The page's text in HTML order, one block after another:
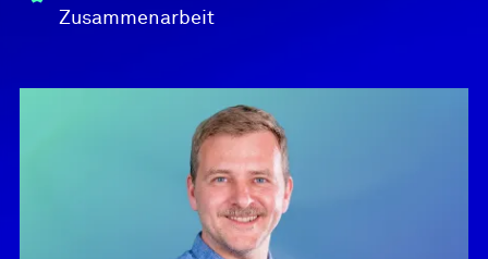
Zusammenarbeit